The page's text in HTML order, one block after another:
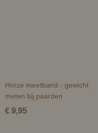
Horze meetband - gewicht
meten bij paarden
€ 9,95